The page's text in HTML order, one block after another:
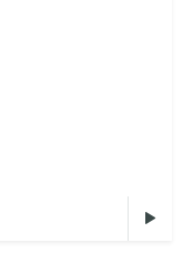
